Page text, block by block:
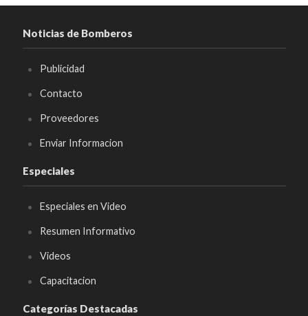
Noticias de Bomberos
Publicidad
Contacto
Proveedores
Enviar Informacion
Especiales
Especiales en Video
Resumen Informativo
Videos
Capacitacion
Categorías Destacadas